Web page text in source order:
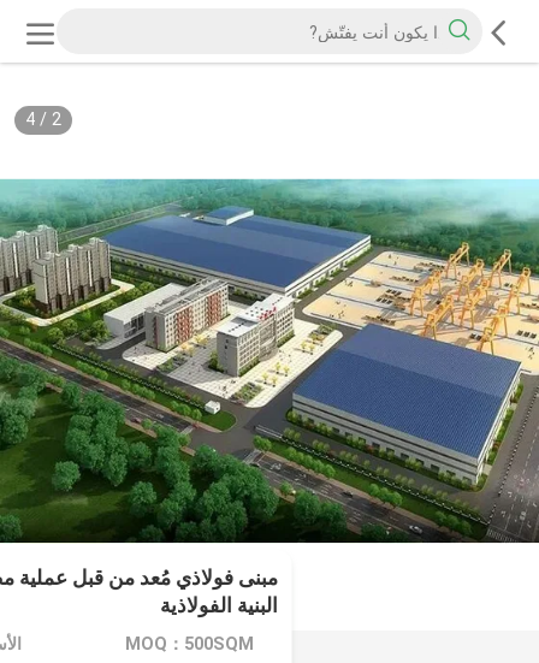
2
/
4
مبنى فولاذي مُعد من قبل عملية
البنية الفولاذية
MOQ：500SQM